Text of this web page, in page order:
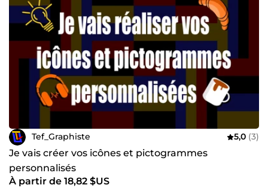
Tef_Graphiste 5,0 (3)
Je vais créer vos icônes et pictogrammes
personnalisés
À partir de 18,82 $US